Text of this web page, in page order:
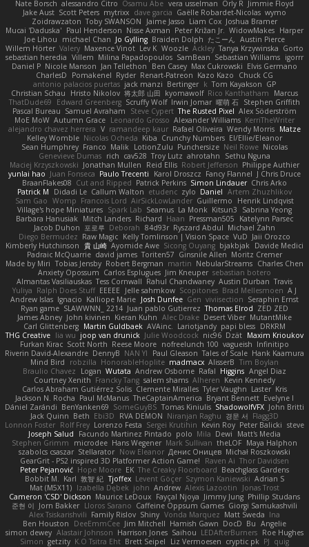
Nate Borsch alessandro Citro Osamu Abe vera usselman Orly R Jimmie Floyd
Jake Aust Scott Peters mytrixx dave garcia Gaëlle Robardet-Nicolas wymo
Zoidrawzaton Toby SWANSON Jaime Jasso Liam Cox Joshua Bramer
Mucai 'Daduska' Paul Henderson Nisse Axman Peter Križan Jr. WidowMakes Harper
Joe Lihou
michael Chan Jo Gylling Braiden Dolph たこーん Austin Pierce
Willem Hörter Valery Maxence Vinot Lev K Woozle Ackley Tanya Krzywinska Gorto
sebastian heredia Villem Milina Papadopoulos SamBean Sebastian Williams igorrr
Daniel P Nicole Manson Jan Tellethon Ben Casey Max Cukrowski Elvis Germano
CharlesD
Pomakenel Ryder Renart-Patreon Kazo Kazo
Chuck CG
antonio palacios puertas jack manzi Bertinger k Tom Kayakson GP
Christian Schau
Hristo Nikolov 将太郎 山田 kyomawolf Rico Kanthatham
Marcus
ThatDude69
Edward Greenberg Scruffy Wolf Irwin Jomar 曜萌 石 Stephen Griffith
Pascal Bureau Samuel Avraham Steve Cypert The Rusted Pixel Alex Söderström
MoE MoW Autumn Grace Leonardo Grosso Alexander Williams KerriTheWriter
alejandro chavez herrera V ramandeep kaur Rafael Oliveira Wendy Morris Matze
Kelley Womble Nicolas Ocheda Kiba Crunchy Numbers El/Ellie/Eleanor
Sean Humphrey Franco Malik LotionZulu Punchersize Neil Rowe Nicolas
Genevieve Dumas rich cav528 Troy Lutz ahrotahn
Sethu Nguna
Maciej Krzyszkowski Jonathan Mullen Reid Ellis Robert Jefferson Philippe Authier
yunlai hao Juan Fonseca Paulo Trecenti Karol Droszcz Fancy Flannel J Chris Druce
BraanFlakes08 Cut and Ripped Patrick Perkins Simon Lindauer Chris Arko
Patrick M
Didadi Le Callum Walton etudenc zylo Daniel Artem Zhuzhlikov
Sam Gao Womp Francois Lord AirSickLowLander Guillermo
Henrik Lindqvist
Village's hope Miniatures Spark Lab Seamus La Monk Kitsun3
Sabrina Yeong
Barbara Hanusiak Mitch Landers Richard Haan Pressman505
Katelynn Parsec
Jacob Duhon 포로루 Deborah 84d93r Ryszard Abdul Michael Zahn
Diego Bermudez Raw Magic Kelly Tomlinson | Vision Space VuD Jaii Orozco
Kimberly Hutchinson 貴 山崎 Ayomide Awe Sicong Ouyang bjakbjak Davide Medici
Padraic McQuarrie david james Toriten57 Ginsnile Allen Moritz Cremer
Made by Miri Tobias Jensby Robert Bergman martin NebularStreams Charles Chen
Anxiety Opossum Carlos Esplugues Jim Kneuper sebastian botero
Almantas Vasiliauskas Tess Cornwall Rahul Chandwaney Austin Durban Travis
Yuliya Ralph Does Stuff EEEEE Jelle sahmkow Scopitones Brad Mellesmoen A J
Andrew Islas Ignacio Kalliope Marie Josh Dunfee Gen viviisection Seraphin Ernst
Ryan game SLAWWNN_ 2214 Juan pablo Gutierrez Thomas Elrod ZED ZED
James Abney John kivinen Kieran Kuhn Alec Drake Desert Viber MutantMike
Carl Glittenberg Martin Guldbaek AVAinc. Lariotjandy papi bless DRKRM
THG Creative lia wu joop van drunick Julie Woodcock nic96 Dzät Maxim Krioukov
Furkan Kirac Scott North Reese Moore nofreelunch 100 vagueish Infinitipo
Riverin David-Alexandre DennyB NAN YI Paul Gleason Tales of Scale Hank Kaamura
Mind Bird
robzilla HonorableHoplite madmacx AlisserB Tim Boylan
Braulio Chavez
Logan Wutata Andrew Osborne Rafal Higgins Angel Diaz
Courtney Xenith Francky Tang salem shams Alheren Kevin Kennedy
Carlos Abraham Gutiérrez Solis Clemente Miralles Tyler Vaughn Laster Kris
Jackson N. Rocha Paul McManus TheCaptainAmerica Bryant Bennett Evelyne I
Dániel Zarándi BenYanken69 SomeGuyBS Tomas Kiniulis ShadowolfVFX John Britti
Jack Quinn Beth Ebi3D RVA DEMON Niranjan Raghu 경문 서 Flagg3D
Lonnon Foster Rolf Frey Lorenzo Festa Sergei Krutihin Kevin Roy Peter Balicki steve
Joseph Salud
Facundo Martinez Pintado polo Mila Dewi
Matt's Media
Stephen Grimm
microdee Hans Wegener Mark Sullivan theLOF Maya Halphon
szabolcs csaszar Stellarator Now Eleanor Денис Оницев Michał Roszkowski
GearGrit - PS2 inspired 3D Platformer Action Game!
Raven Ai Thor Davidsen
Peter Pejanović Hope Moore EK The Creaky Floorboard Beachglass Gardens
Bobbit M. Karl 敦智 紀 Tjoffex Levent Göçer Szymon Kaniewski Adrian S
Mat (M5X11) Izabella Dębek john Andrew Alexis Lazootin
Jonas Trost
Cameron 'CSD' Dickson Maurice LeDoux Fayçal Njoya Jimmy Jung Phillip Studans
준현 이 Jorn Bakker Lloros Sarano Caffeine Oppsum Games Giorgi Samukashvili
Alex Tsiskarishvili Family Rislov Shiny Vonda Marquez Matt Sweda Ina
Ben Houston
DeeEmmCee Jim Mitchell Hamish Gawn DocD Bu Angelie
simon dewey Alastair Johnson Harrison Jones Saihou LEDAfterBurners Roe Hughes
Simon getzity K.O Tsitra Eht Brett Seipel Liz Vermoesen cryptic pk PJ quig